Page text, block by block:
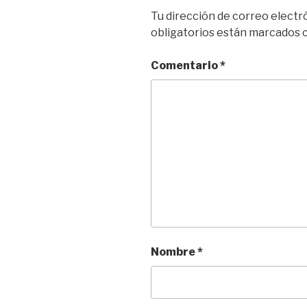
Tu dirección de correo
obligatorios están marcados
Comentario*
Nombre*